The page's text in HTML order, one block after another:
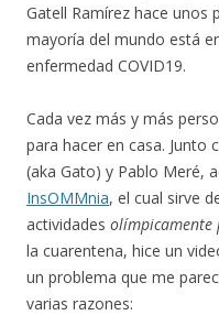
Gatell Ramírez hace unos
mayoría del mundo está
enfermedad COVID19.
Cada vez más y más
para hacer en casa. Junto
(aka Gato) y Pablo Meré,
InsOMMnia, el cual sirve
actividades olímpicamente
la cuarentena, hice un
un problema que me
varias razones: